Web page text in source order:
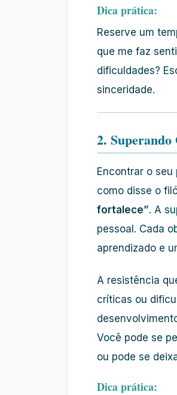
Dica prática:
Reserve um
que me faz
dificuldades?
sinceridade.
2. Superando
Encontrar o
como disse o
fortalece”. A
pessoal. Cada
aprendizado e
A resistência
críticas ou
Você pode se
ou pode se
Dica prática: